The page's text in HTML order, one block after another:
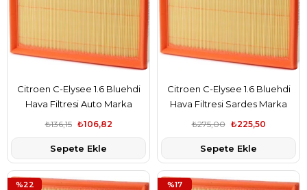
Citroen C-Elysee 1.6 Bluehdi
Hava Filtresi Auto Marka
9802348680
₺106,82
₺136,15
Sepete Ekle
Citroen C-Elysee 1.6 Bluehdi
Hava Filtresi Sardes Marka
9802348680
₺225,50
₺275,00
Sepete Ekle
%22 %17